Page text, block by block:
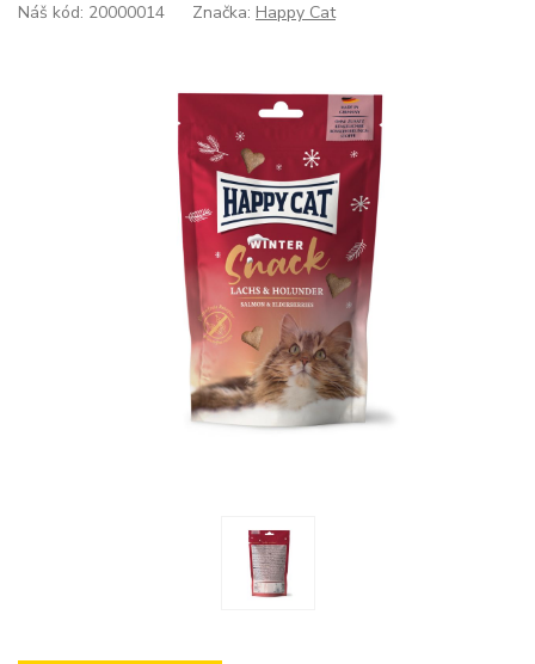
Náš kód: 20000014 Značka: Happy Cat